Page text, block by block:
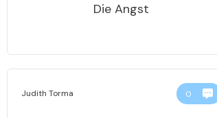
Die Angst
Judith Torma 0